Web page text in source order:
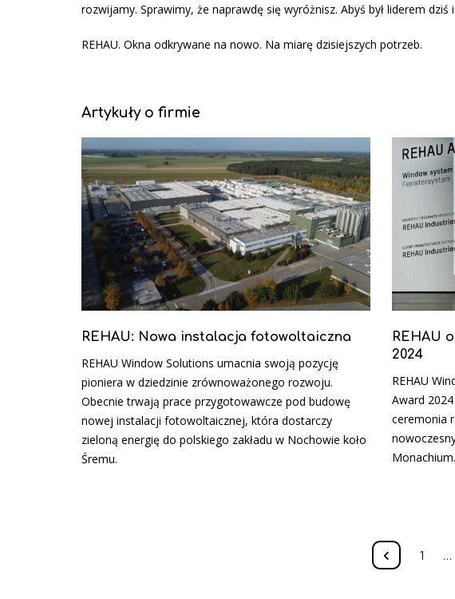
rozwijamy. Sprawimy, że naprawdę się wyróżnisz. Abyś był liderem dziś
REHAU. Okna odkrywane na nowo. Na miarę dzisiejszych potrzeb.
Artykuły o firmie
REHAU: Nowa instalacja fotowoltaiczna
REHAU Window Solutions umacnia swoją pozycję
pioniera w dziedzinie zrównoważonego rozwoju.
Obecnie trwają prace przygotowawcze pod budowę
nowej instalacji fotowoltaicznej, która dostarczy
zieloną energię do polskiego zakładu w Nochowie koło
Śremu.
REHAU
2024
REHAU
Award
ceremonia
Monachium.
1 …